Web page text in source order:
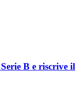
B e riscrive il